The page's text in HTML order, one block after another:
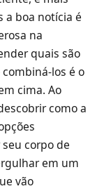
a boa notícia é
na
quais são
los é o
cima. Ao
como a
corpo de
em um
vão